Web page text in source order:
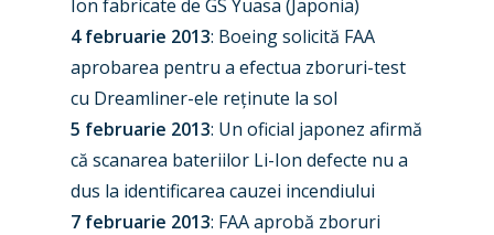
Ion fabricate de GS Yuasa (Japonia)
4 februarie 2013: Boeing solicită FAA
aprobarea pentru a efectua zboruri-test
cu Dreamliner-ele reținute la sol
5 februarie 2013: Un oficial japonez afirmă
că scanarea bateriilor Li-Ion defecte nu a
dus la identificarea cauzei incendiului
7 februarie 2013: FAA aprobă zboruri
Paris 2025
Farnborough 2024
Paris 2023
Farnborough 2022
Dubai 2019
Military
Trip Reports
Marketplace
Jobs
Contact